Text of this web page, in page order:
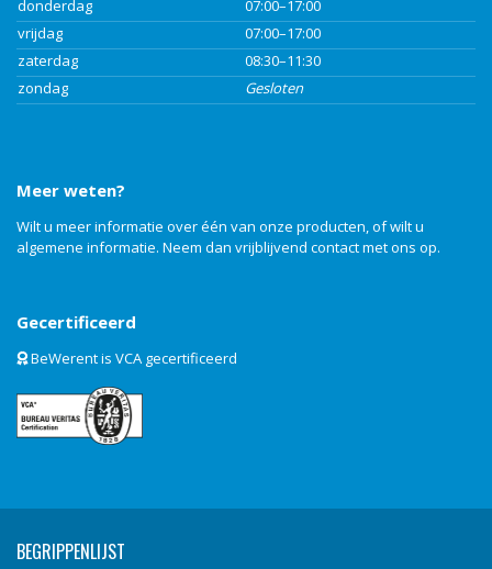
donderdag
07:00–17:00
vrijdag
07:00–17:00
zaterdag
08:30–11:30
zondag
Gesloten
Meer weten?
Wilt u meer informatie over één van onze producten, of wilt u
algemene informatie. Neem dan vrijblijvend contactmet ons op.
Gecertificeerd
BeWerent is VCA gecertificeerd
BEGRIPPENLIJST